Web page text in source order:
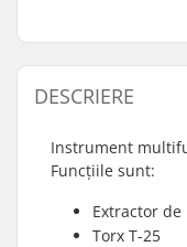
DESCRIERE
Instrument
Funcțiile sunt:
Extractor
Torx T-25